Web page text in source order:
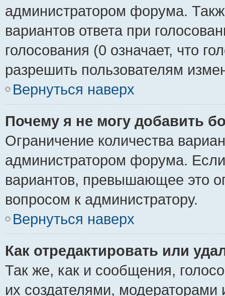
администратором форума.
вариантов ответа при
голосования (0 означает, что
разрешить пользователям
Вернуться наверх
Почему я не могу добавить
Ограничение количества
администратором форума.
вариантов, превышающее это
вопросом к администратору.
Вернуться наверх
Как отредактировать или
Так же, как и сообщения,
их создателями,